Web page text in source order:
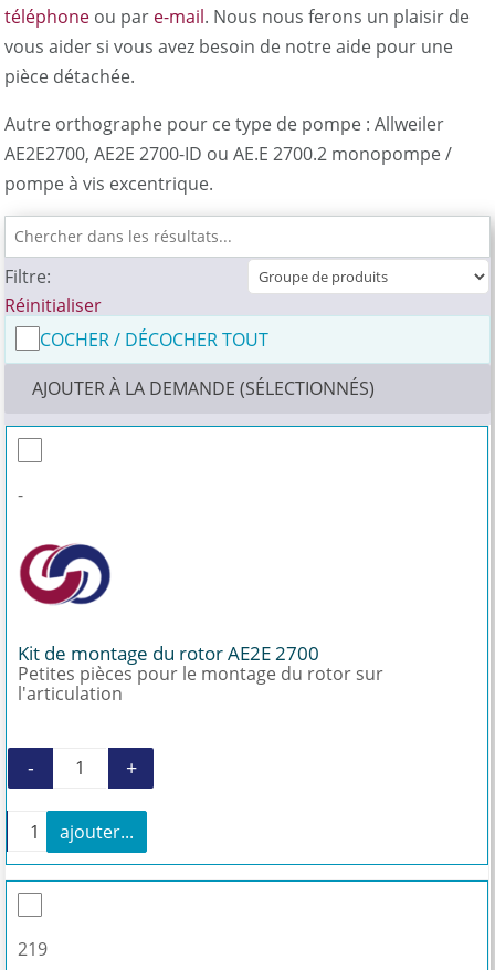
téléphone ou par e-mail. Nous nous ferons un plaisir de
vous aider si vous avez besoin de notre aide pour une
pièce détachée.
Autre orthographe pour ce type de pompe : Allweiler
AE2E2700, AE2E 2700-ID ou AE.E 2700.2 monopompe /
pompe à vis excentrique.
Filtre:
Réinitialiser
COCHER / DÉCOCHER TOUT
AJOUTER À LA DEMANDE (SÉLECTIONNÉS)
-
Kit de montage du rotor AE2E 2700
Petites pièces pour le montage du rotor sur
l'articulation
quantité de Kit de montage du rotor AE2E
- +
quantité de Kit de montage du rotor AE2E 2700
+
ajouter...
219